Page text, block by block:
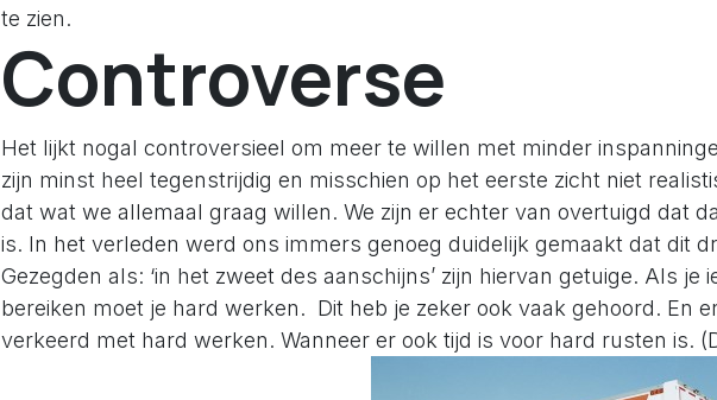
te zien.
Controverse
Het lijkt nogal controversieel om meer te willen met minder
zijn minst heel tegenstrijdig en misschien op het eerste zicht niet
dat wat we allemaal graag willen. We zijn er echter van overtuigd dat
is. In het verleden werd ons immers genoeg duidelijk gemaakt dat dit
Gezegden als: ‘in het zweet des aanschijns’ zijn hiervan getuige. Als je
bereiken moet je hard werken. Dit heb je zeker ook vaak gehoord. En
verkeerd met hard werken. Wanneer er ook tijd is voor hard rusten is.